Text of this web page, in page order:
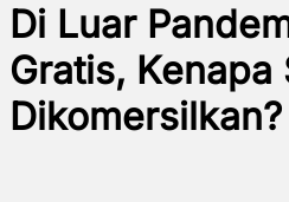
Di Luar
Gratis, Kenapa
Dikomersilkan?